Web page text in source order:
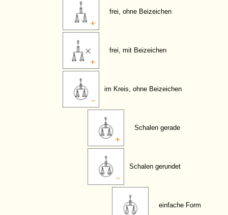
frei, ohne Beizeichen
frei, mit Beizeichen
im Kreis, ohne Beizeichen
Schalen gerade
Schalen gerundet
einfache Form